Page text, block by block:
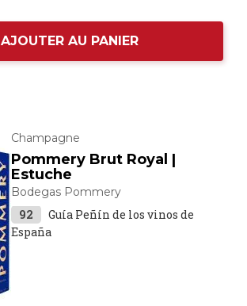
AJOUTER AU PANIER
Champagne
Pommery Brut Royal |
Estuche
Bodegas Pommery
92
Guía Peñín de los vinos de
España